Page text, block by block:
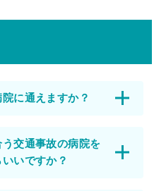
に通えますか？
交通事故の病院を
いですか？